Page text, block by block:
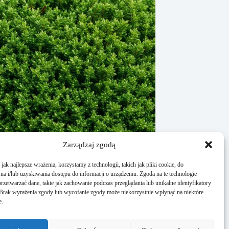
Zarządzaj zgodą
najlepsze wrażenia, korzystamy z technologii, takich jak pliki cookie, do
i/lub uzyskiwania dostępu do informacji o urządzeniu. Zgoda na te technologie
dane, takie jak zachowanie podczas przeglądania lub unikalne identyfikatory
wyrażenia zgody lub wycofanie zgody może niekorzystnie wpłynąć na niektóre
bukszpan? Praktyczne porady